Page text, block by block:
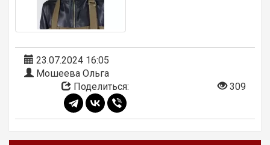
23.07.2024 16:05
Мошеева Ольга
Поделиться:
309